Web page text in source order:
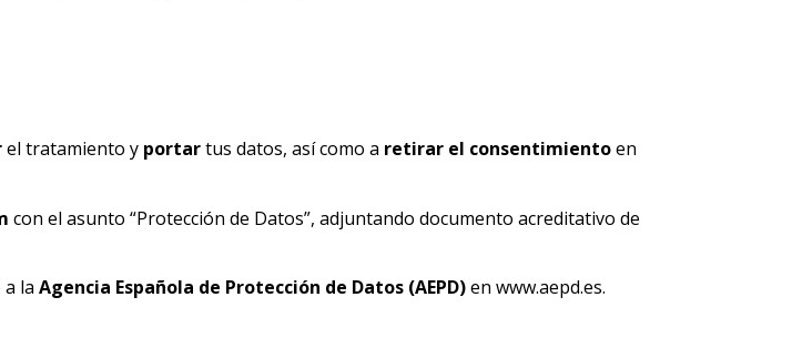
el tratamiento y portartus datos, así como a retirar el consentimientoen
con el asunto “Protección de Datos”, adjuntando documento acreditativo de
la Agencia Española de Protección de Datos (AEPD)en www.aepd.es.